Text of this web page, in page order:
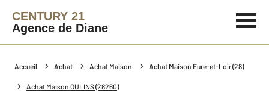
CENTURY 21
Agence de Diane
Accueil Achat Achat Maison Achat Maison Eure-et-Loir (28)
Achat Maison OULINS (28260)